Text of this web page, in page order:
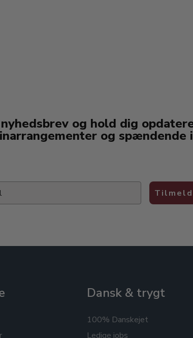
og hold dig
og spændende
Tilmeld
Dansk & trygt
100% Danskejet
Ledige jobs